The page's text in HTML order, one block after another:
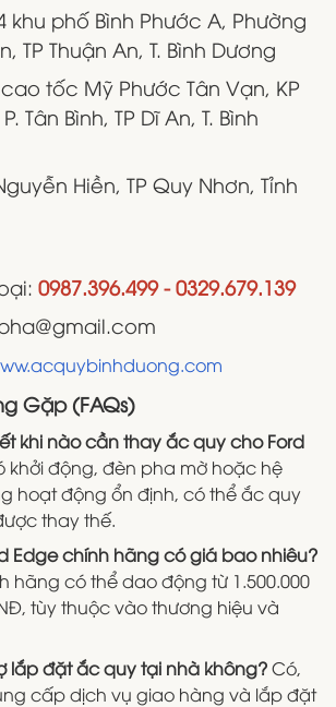
khu phố Bình Phước A, Phường
TP Thuận An, T. Bình Dương
tốc Mỹ Phước Tân Vạn, KP
Tân Bình, TP Dĩ An, T. Bình
Hiền, TP Quy Nhơn, Tỉnh
0987.396.499 - 0329.679.139
Gặp (FAQs)
khi nào cần thay ắc quy cho Ford
khởi động, đèn pha mờ hoặc hệ
hoạt động ổn định, có thể ắc quy
thay thế.
Edge chính hãng có giá bao nhiêu?
hãng có thể dao động từ 1.500.000
tùy thuộc vào thương hiệu và
lắp đặt ắc quy tại nhà không?Có,
cấp dịch vụ giao hàng và lắp đặt